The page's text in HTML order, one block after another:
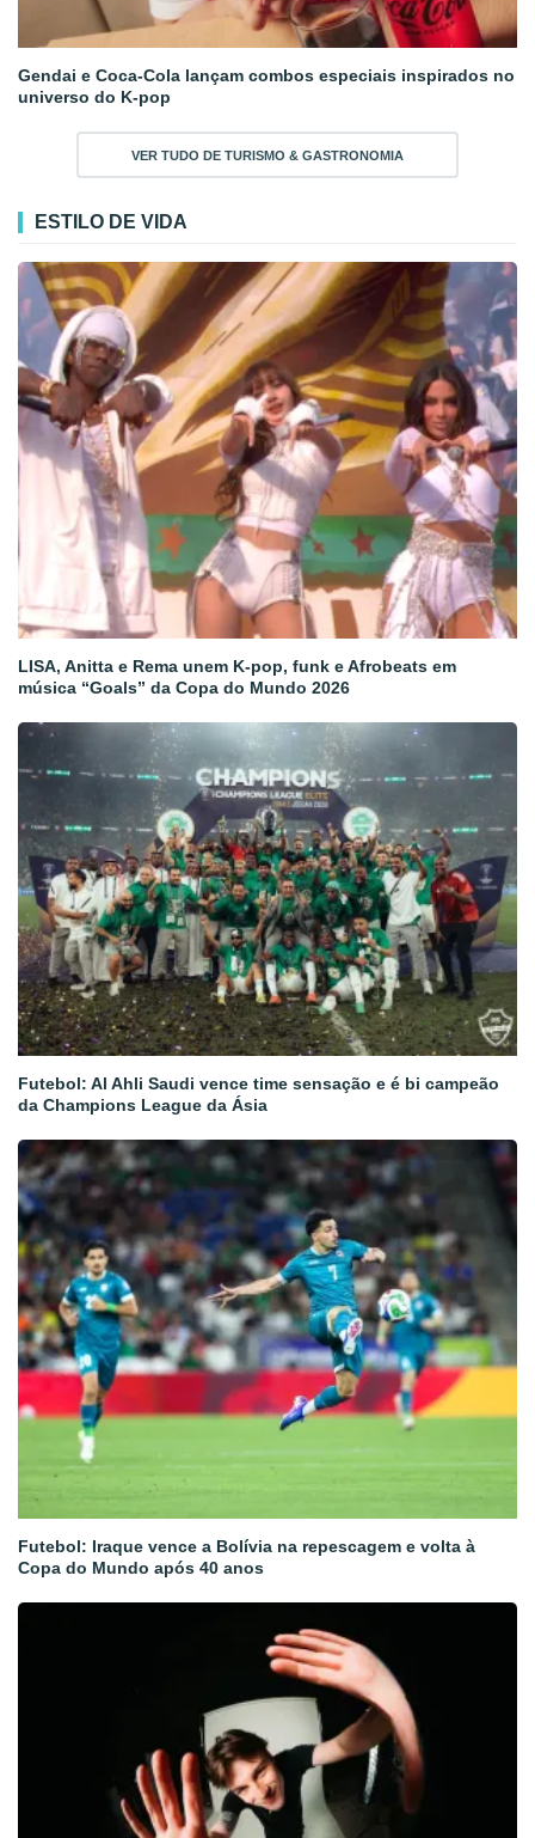
Gendai e Coca-Cola lançam combos especiais inspirados no
universo do K-pop
VER TUDO DE TURISMO & GASTRONOMIA
ESTILO DE VIDA
LISA, Anitta e Rema unem K-pop, funk e Afrobeats em
música “Goals” da Copa do Mundo 2026
Futebol: Al Ahli Saudi vence time sensação e é bi campeão
da Champions League da Ásia
Futebol: Iraque vence a Bolívia na repescagem e volta à
Copa do Mundo após 40 anos